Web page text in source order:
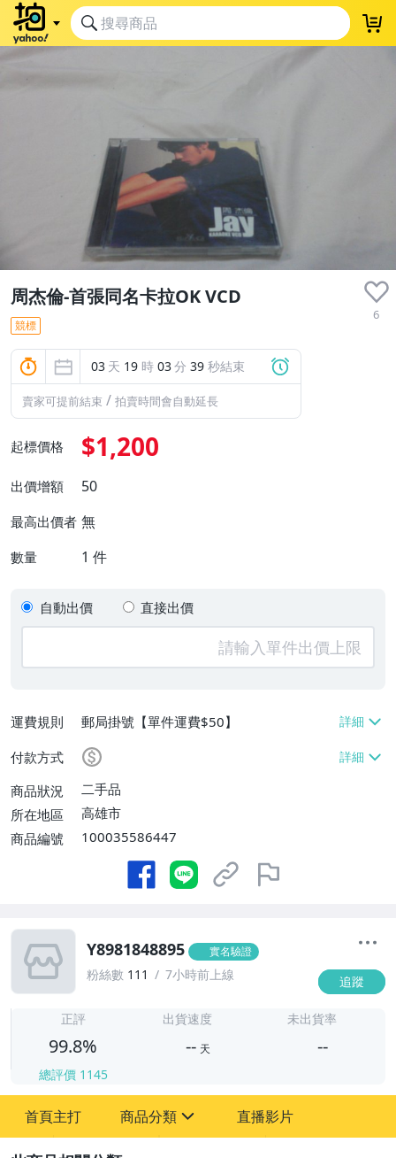
周杰倫-首張同名卡拉OK VCD
6
競標
03 天 19 時 03分 39 秒結束
賣家可提前結束 / 拍賣時間會自動延長
起標價格 $1,200
出價增額 50
最高出價者 無
數量 1 件
自動出價 直接出價
運費規則
郵局掛號【單件運費$50】
付款方式
商品狀況
二手品
所在地區
高雄市
商品編號
100035586447
Y8981848895 實名驗證
粉絲數 111 7小時前上線 追蹤
正評
99.8%
總評價 1145
出貨速度
-- 天
未出貨率
--
首頁主打 商品分類 直播影片